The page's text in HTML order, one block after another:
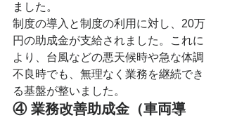
ました。
制度の導入と制度の利用に対し、20万
円の助成金が支給されました。これに
より、台風などの悪天候時や急な体調
不良時でも、無理なく業務を継続でき
る基盤が整いました。
④ 業務改善助成金（車両導